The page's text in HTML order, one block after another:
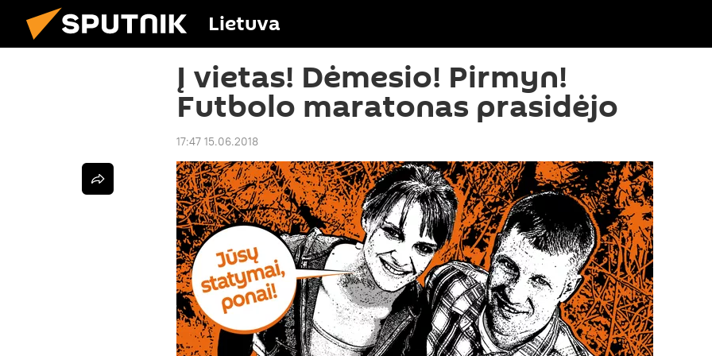
Lietuva
Į vietas! Dėmesio! Pirmyn!
Futbolo maratonas prasidėjo
17:47 15.06.2018